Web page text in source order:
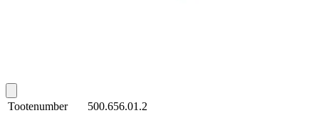
Tootenumber 500.656.01.2